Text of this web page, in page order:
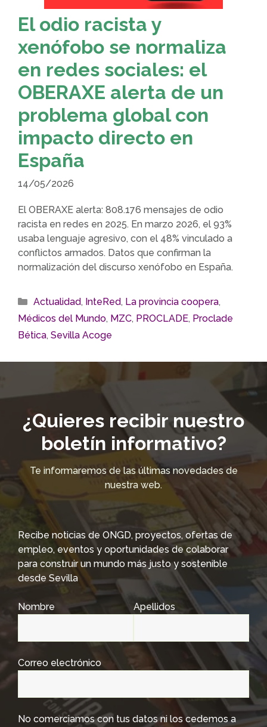
El odio racista y
xenófobo se normaliza
en redes sociales: el
OBERAXE alerta de un
problema global con
impacto directo en
España
14/05/2026
El OBERAXE alerta: 808.176 mensajes de odio
racista en redes en 2025. En marzo 2026, el 93%
usaba lenguaje agresivo, con el 48% vinculado a
conflictos armados. Datos que confirman la
normalización del discurso xenófobo en España.
Categorías
Actualidad, InteRed, La provincia coopera,
Médicos del Mundo, MZC, PROCLADE, Proclade
Bética, Sevilla Acoge
¿Quieres recibir nuestro
boletín informativo?
Te informaremos de las últimas novedades de
nuestra web.
Recibe noticias de ONGD, proyectos, ofertas de
empleo, eventos y oportunidades de colaborar
para construir un mundo más justo y sostenible
desde Sevilla
Nombre Apellidos
Correo electrónico
No comerciamos con tus datos ni los cedemos a